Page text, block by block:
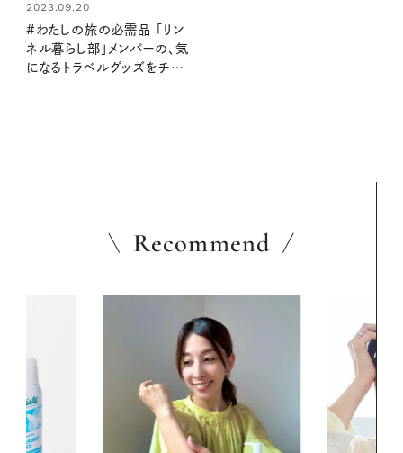
2023.09.20
#わたしの旅の必需品 「リン
ネル暮らし部」メンバーの、気
になるトラベルグッズをチェ
Recommend